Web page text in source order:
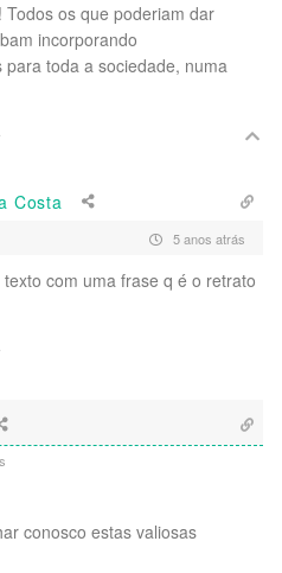
os que poderiam dar
incorporando
toda a sociedade, numa
Costa
5 anos atrás
com uma frase q é o retrato
conosco estas valiosas